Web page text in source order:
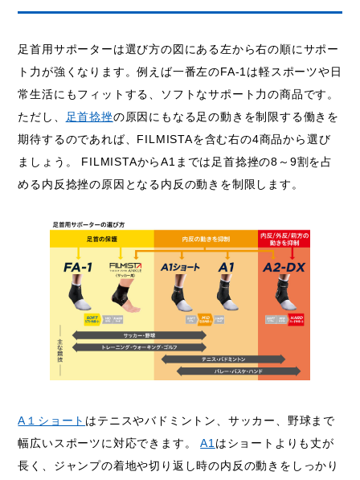
足首用サポーターは選び方の図にある左から右の順にサポー
ト力が強くなります。例えば一番左のFA-1は軽スポーツや日
常生活にもフィットする、ソフトなサポート力の商品です。
ただし、
足首捻挫の原因にもなる足の動きを制限する働きを
期待するのであれば、FILMISTAを含む右の4商品から選び
ましょう。 FILMISTAからA1までは足首捻挫の8～9割を占
める内反捻挫の原因となる内反の動きを制限します。
A１ショート はテニスやバドミントン、サッカー、野球まで
幅広いスポーツに対応できます。A1 はショートよりも丈が
長く、ジャンプの着地や切り返し時の内反の動きをしっかり